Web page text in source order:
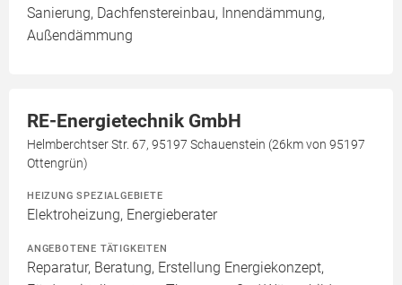
Sanierung, Dachfenstereinbau, Innendämmung,
Außendämmung
RE-Energietechnik GmbH
Helmberchtser Str. 67, 95197 Schauenstein (26km von 95197
Ottengrün)
HEIZUNG SPEZIALGEBIETE
Elektroheizung, Energieberater
ANGEBOTENE TÄTIGKEITEN
Reparatur, Beratung, Erstellung Energiekonzept,